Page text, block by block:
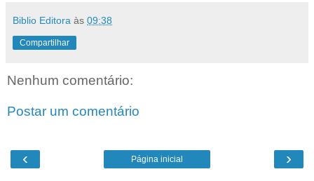
Biblio Editora às 09:38
Compartilhar
Nenhum comentário:
Postar um comentário
‹ ›
Página inicial